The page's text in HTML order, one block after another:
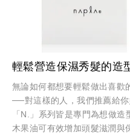
輕鬆營造保濕秀髮的造
無論如何都想要輕鬆做出喜歡
──對這樣的人，我們推薦給
「N.」系列皆是專門為想做
木果油可有效增加頭髮滋潤與